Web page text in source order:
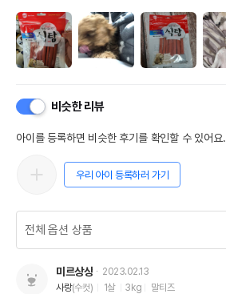
비슷한 리뷰
아이를 등록하면 비슷한 후기를 확인할 수 있어요.
우리 아이 등록하러 가기
미르상상
2023.02.13
사랑(수컷) 1살 3kg 말티즈